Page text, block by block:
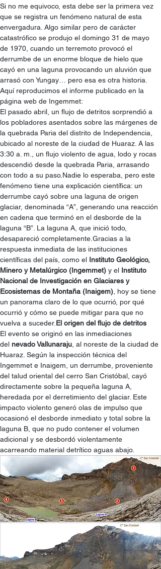
Si no me equivoco, esta debe ser la primera vez
que se registra un fenómeno natural de esta
envergadura. Algo similar pero de carácter
catastrófico se produjo el domingo 31 de mayo
de 1970, cuando un terremoto provocó el
derrumbe de un enorme bloque de hielo que
cayó en una laguna provocando un aluvión que
arrasó con Yungay… pero esa es otra historia.
Aquí reproducimos el informe publicado en la
página web de Ingemmet:
El pasado abril, un flujo de detritos sorprendió a
los pobladores asentados sobre las márgenes de
la quebrada Paria del distrito de Independencia,
ubicado al noreste de la ciudad de Huaraz. A las
3:30 a. m., un flujo violento de agua, lodo y rocas
descendió desde la quebrada Paria, arrasando
con todo a su paso.Nadie lo esperaba, pero este
fenómeno tiene una explicación científica: un
derrumbe cayó sobre una laguna de origen
glaciar, denominada “A”, generando una reacción
en cadena que terminó en el desborde de la
laguna “B”. La laguna A, que inició todo,
desapareció completamente.Gracias a la
respuesta inmediata de las instituciones
científicas del país, como el Instituto Geológico,
Minero y Metalúrgico (Ingemmet) y el Instituto
Nacional de Investigación en Glaciares y
Ecosistemas de Montaña (Inaigem), hoy se tiene
un panorama claro de lo que ocurrió, por qué
ocurrió y cómo se puede mitigar para que no
vuelva a suceder.El origen del flujo de detritos
El evento se originó en las inmediaciones
del nevado Vallunaraju, al noreste de la ciudad de
Huaraz. Según la inspección técnica del
Ingemmet e Inaigem, un derrumbe, proveniente
del talud oriental del cerro San Cristóbal, cayó
directamente sobre la pequeña laguna A,
heredada por el derretimiento del glaciar. Este
impacto violento generó olas de impulso que
ocasionó el desborde inmediato y total sobre la
laguna B, que no pudo contener el volumen
adicional y se desbordó violentamente
acarreando material detrítico aguas abajo.